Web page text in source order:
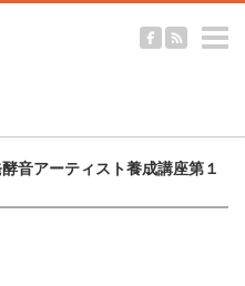
音アーティスト養成講座第１